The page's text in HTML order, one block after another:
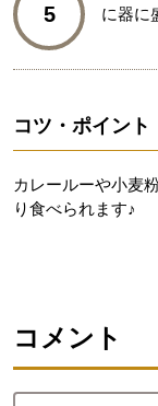
5
に器に
コツ・ポイント
カレールーや小麦
り食べられます♪
コメント